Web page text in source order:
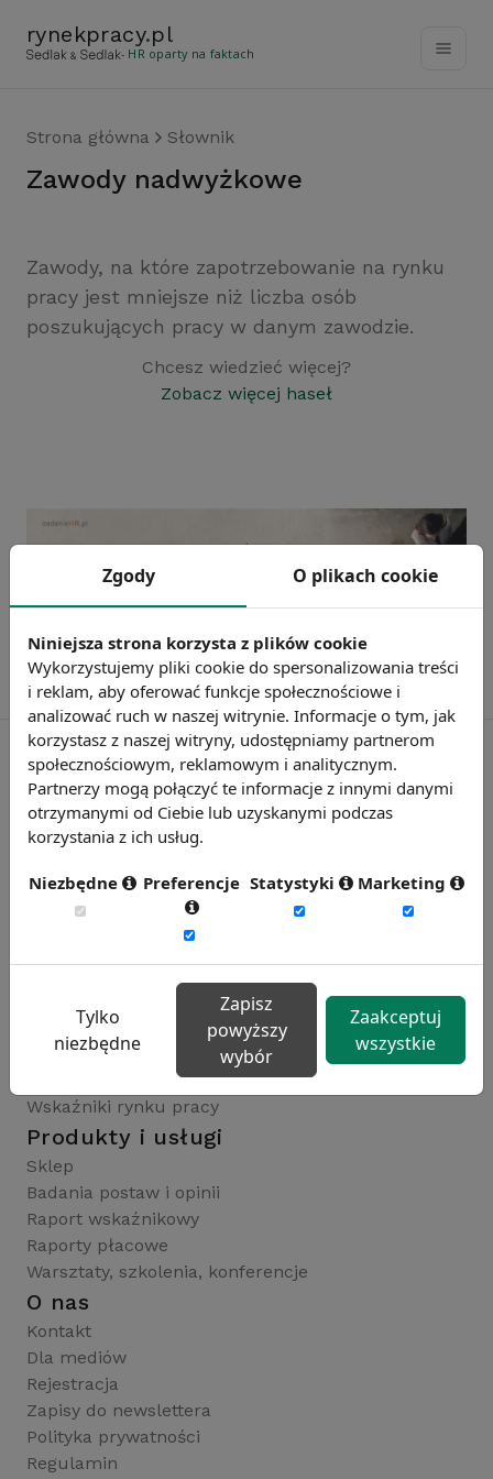
rynekpracy.pl
- HR oparty na faktach
Strona główna Słownik
zawody nadwyżkowe
Zawody, na które zapotrzebowanie na rynku
pracy jest mniejsze niż liczba osób
poszukujących pracy w danym zawodzie.
Chcesz wiedzieć więcej?
Zobacz więcej haseł
Rynekpracy.pl
sedlak.pl
raportyplacowe.pl
badaniaHR.pl
kfw.sedlak.pl
Publikacje i wskaźniki
Artykuły
Wiadomości
Wskaźniki rynku pracy
Produkty i usługi
Sklep
Badania postaw i opinii
Raport wskaźnikowy
Raporty płacowe
Warsztaty, szkolenia, konferencje
O nas
Kontakt
Dla mediów
Rejestracja
Zapisy do newslettera
Polityka prywatności
Regulamin
Zgody O plikach cookie
Niniejsza strona korzysta z plików cookie
Wykorzystujemy pliki cookie do spersonalizowania treści
i reklam, aby oferować funkcje społecznościowe i
analizować ruch w naszej witrynie. Informacje o tym, jak
korzystasz z naszej witryny, udostępniamy partnerom
społecznościowym, reklamowym i analitycznym.
Partnerzy mogą połączyć te informacje z innymi danymi
otrzymanymi od Ciebie lub uzyskanymi podczas
korzystania z ich usług.
Niezbędne Preferencje Statystyki Marketing
Tylko
niezbędne
Zapisz
powyższy
wybór
Zaakceptuj
wszystkie